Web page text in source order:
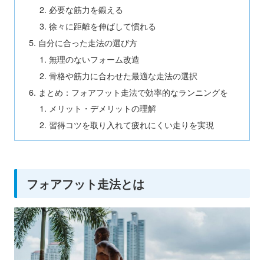
必要な筋力を鍛える
徐々に距離を伸ばして慣れる
自分に合った走法の選び方
無理のないフォーム改造
骨格や筋力に合わせた最適な走法の選択
まとめ：フォアフット走法で効率的なランニングを
メリット・デメリットの理解
習得コツを取り入れて疲れにくい走りを実現
フォアフット走法とは